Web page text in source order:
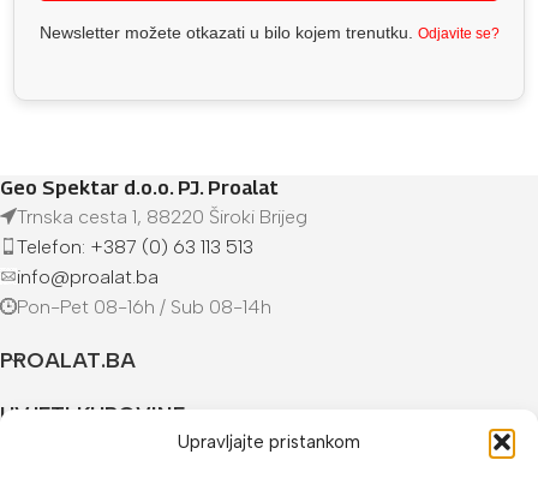
Upravljajte pristankom
Newsletter možete otkazati u bilo kojem trenutku. Odjavite se?
Geo Spektar d.o.o. PJ. Proalat
Trnska cesta 1, 88220 Široki Brijeg
Telefon: +387 (0) 63 113 513
info@proalat.ba
Pon-Pet 08-16h / Sub 08-14h
PROALAT.BA
UVJETI KUPOVINE